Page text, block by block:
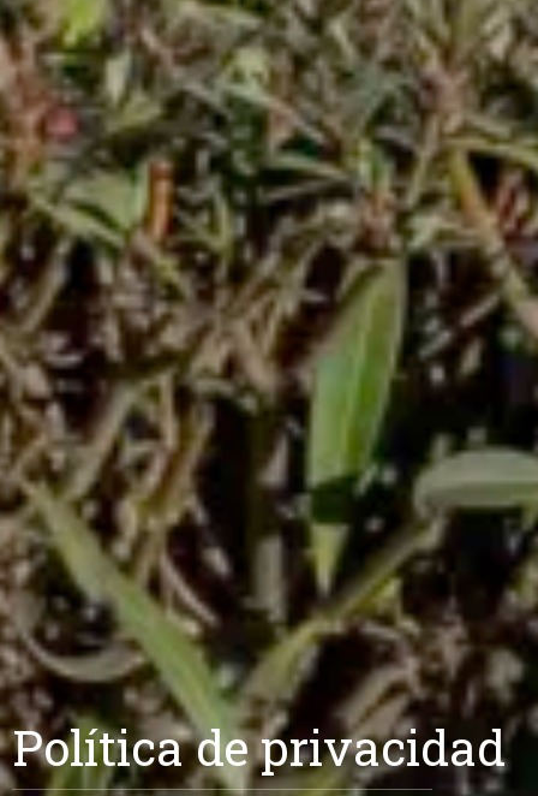
Política de privacidad